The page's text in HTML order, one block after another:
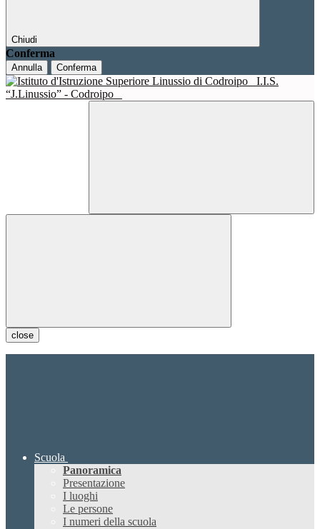
Chiudi
Conferma
Annulla Conferma
I.I.S.
“J.Linussio” - Codroipo
close
Scuola
Panoramica
Presentazione
I luoghi
Le persone
I numeri della scuola